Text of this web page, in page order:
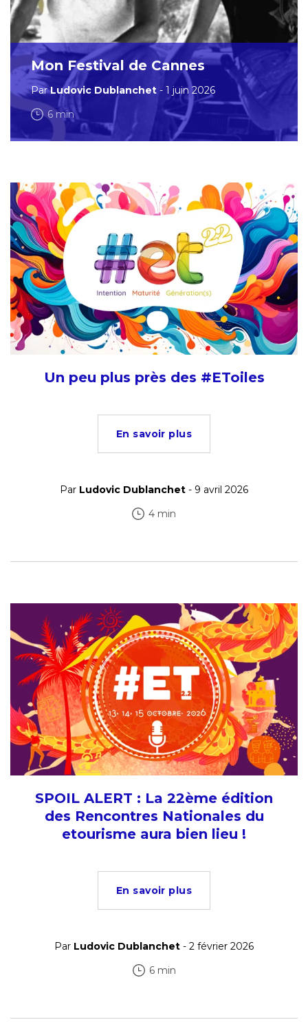
Mon Festival de Cannes
ParLudovic Dublanchet - 1 juin 2026
6 min
Un peu plus près des #EToiles
En savoir plus
Par Ludovic Dublanchet - 9 avril 2026
4 min
SPOIL ALERT : La 22ème édition
des Rencontres Nationales du
etourisme aura bien lieu !
En savoir plus
Par Ludovic Dublanchet - 2 février 2026
6 min